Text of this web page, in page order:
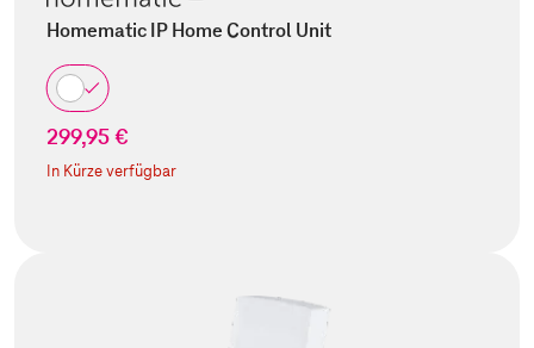
Homematic IP Home Control Unit
299,95 €
In Kürze verfügbar